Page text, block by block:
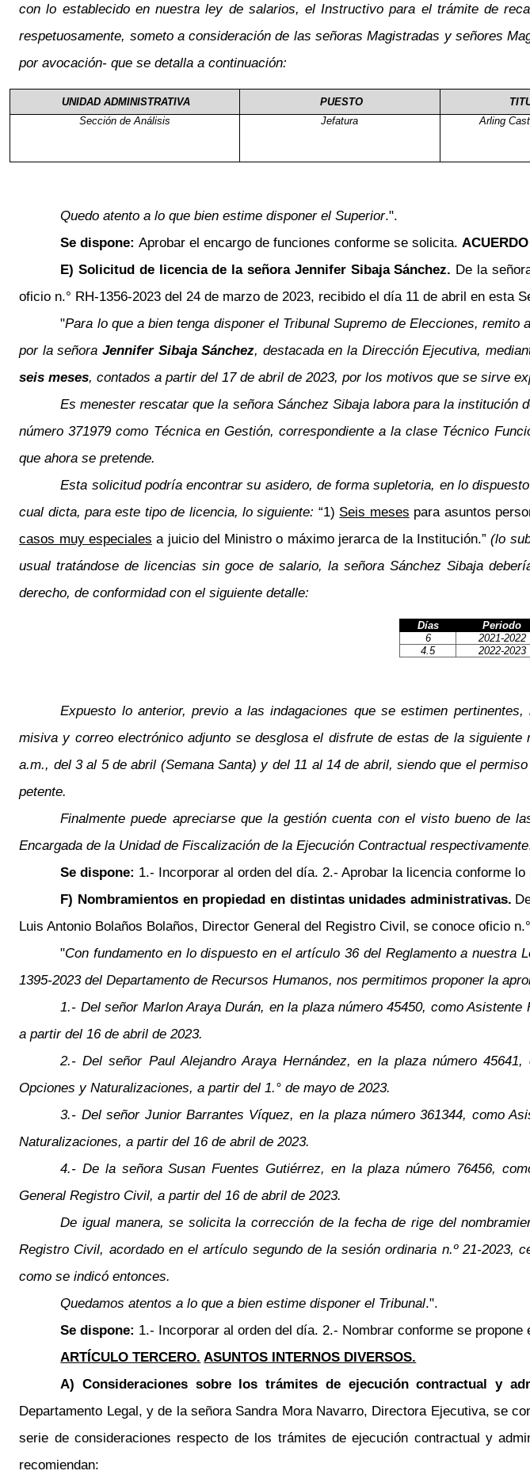
con lo establecido en nuestra ley de salarios, el Instructivo para el trámite de
respetuosamente, someto a consideración de las señoras Magistradas y señores
por avocación- que se detalla a continuación:
UNIDAD ADMINISTRATIVA PUESTO
Sección de Análisis
Jefatura Arling
Quedo atento a lo que bien estime disponer el Superior.".
Se dispone:Aprobar el encargo de funciones conforme se solicita.
E) Solicitud de licencia de la señora Jennifer Sibaja Sánchez. De la
oficio n.° RH-1356-2023 del 24 de marzo de 2023, recibido el día 11 de abril en esta
"Para lo que a bien tenga disponer el Tribunal Supremo de Elecciones,
por la señora Jennifer Sibaja Sánchez, destacada en la Dirección Ejecutiva,
seis meses, contados a partir del 17 de abril de 2023, por los motivos que se sirve
Es menester rescatar que la señora Sánchez Sibaja labora para la institución
número 371979 como Técnica en Gestión, correspondiente a la clase Técnico
que ahora se pretende.
Esta solicitud podría encontrar su asidero, de forma supletoria, en lo
cual dicta, para este tipo de licencia, lo siguiente: “1) Seis meses para asuntos
casos muy especiales a juicio del Ministro o máximo jerarca de la Institución.” (lo
usual tratándose de licencias sin goce de salario, la señora Sánchez Sibaja
derecho, de conformidad con el siguiente detalle:
Días Periodo
6
2021-2022
4.5
2022-2023
Expuesto lo anterior, previo a las indagaciones que se estimen
misiva y correo electrónico adjunto se desglosa el disfrute de estas de la
a.m., del 3 al 5 de abril (Semana Santa) y del 11 al 14 de abril, siendo que el
petente.
Finalmente puede apreciarse que la gestión cuenta con el visto bueno de
Encargada de la Unidad de Fiscalización de la Ejecución Contractual respectivamente
Se dispone: 1.- Incorporar al orden del día. 2.- Aprobar la licencia conforme
F) Nombramientos en propiedad en distintas unidades administrativas.
Luis Antonio Bolaños Bolaños, Director General del Registro Civil, se conoce oficio
"Con fundamento en lo dispuesto en el artículo 36 del Reglamento a
1395-2023 del Departamento de Recursos Humanos, nos permitimos proponer la
1.- Del señor Marlon Araya Durán, en la plaza número 45450, como
a partir del 16 de abril de 2023.
2.- Del señor Paul Alejandro Araya Hernández, en la plaza número
Opciones y Naturalizaciones, a partir del 1.° de mayo de 2023.
3.- Del señor Junior Barrantes Víquez, en la plaza número 361344, como
Naturalizaciones, a partir del 16 de abril de 2023.
4.- De la señora Susan Fuentes Gutiérrez, en la plaza número 76456,
General Registro Civil, a partir del 16 de abril de 2023.
De igual manera, se solicita la corrección de la fecha de rige del
Registro Civil, acordado en el artículo segundo de la sesión ordinaria n.º 21-
como se indicó entonces.
Quedamos atentos a lo que a bien estime disponer el Tribunal.".
Se dispone: 1.- Incorporar al orden del día. 2.- Nombrar conforme se propone
ARTÍCULO TERCERO. ASUNTOS INTERNOS DIVERSOS.
A) Consideraciones sobre los trámites de ejecución contractual y
Departamento Legal, y de la señora Sandra Mora Navarro, Directora Ejecutiva, se
serie de consideraciones respecto de los trámites de ejecución contractual y
recomiendan: